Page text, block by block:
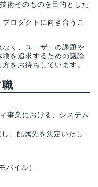
術そのものを目的とした
ロダクトに向き合うこ
く、ユーザーの課題や
を追求するための議論
をお待ちしています。
事業における、システム
、配属先を決定いたし
バイル）